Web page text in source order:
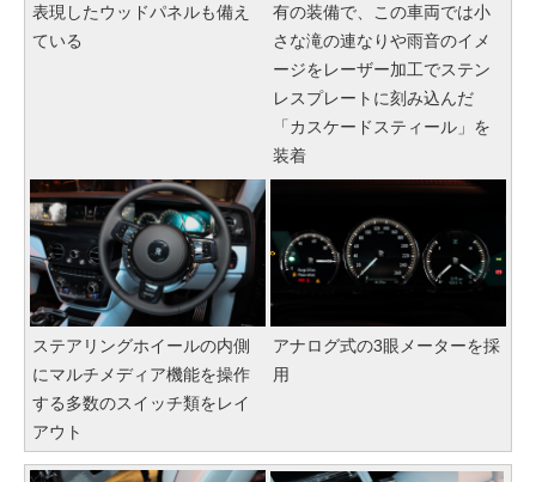
表現したウッドパネルも備え
ている
有の装備で、この車両では小
さな滝の連なりや雨音のイメ
ージをレーザー加工でステン
レスプレートに刻み込んだ
「カスケードスティール」を
装着
ステアリングホイールの内側
にマルチメディア機能を操作
する多数のスイッチ類をレイ
アウト
アナログ式の3眼メーターを採
用